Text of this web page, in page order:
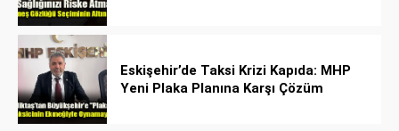
Eskişehir’de Taksi Krizi Kapıda: MHP
Yeni Plaka Planına Karşı Çözüm